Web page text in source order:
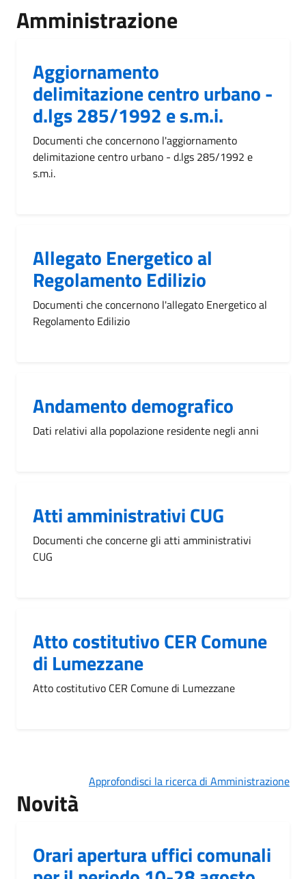
Amministrazione
Aggiornamento
delimitazione centro urbano -
d.lgs 285/1992 e s.m.i.
Documenti che concernono l'aggiornamento
delimitazione centro urbano - d.lgs 285/1992 e
s.m.i.
Allegato Energetico al
Regolamento Edilizio
Documenti che concernono l'allegato Energetico al
Regolamento Edilizio
Andamento demografico
Dati relativi alla popolazione residente negli anni
Atti amministrativi CUG
Documenti che concerne gli atti amministrativi
CUG
Atto costitutivo CER Comune
di Lumezzane
Atto costitutivo CER Comune di Lumezzane
Approfondisci la ricerca di Amministrazione
Novità
Orari apertura uffici comunali